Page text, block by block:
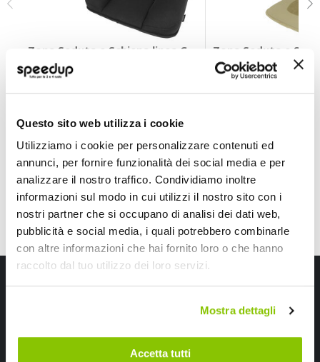
Questo sito web utilizza i cookie
Utilizziamo i cookie per personalizzare contenuti ed
annunci, per fornire funzionalità dei social media e per
analizzare il nostro traffico. Condividiamo inoltre
informazioni sul modo in cui utilizzi il nostro sito con i
nostri partner che si occupano di analisi dei dati web,
pubblicità e social media, i quali potrebbero combinarle
con altre informazioni che hai fornito loro o che hanno
raccolto dal tuo utilizzo dei loro servizi.
Mostra dettagli
Accetta tutti
Zona Seduta e Schiena linea Comfort - per collo,
SVAR LATTNAD
Nero 45x45x8cm
Zona Seduta e
SVAR LATTNAD
Beige 99x45cm
Iscriviti alla newsletter Speedup
Ricevi subito uno sconto del 10% per il tuo primo acquisto online!